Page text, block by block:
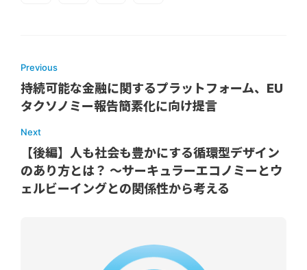
Previous
持続可能な金融に関するプラットフォーム、EU
タクソノミー報告簡素化に向け提言
Next
【後編】人も社会も豊かにする循環型デザイン
のあり方とは？ ～サーキュラーエコノミーとウ
ェルビーイングとの関係性から考える